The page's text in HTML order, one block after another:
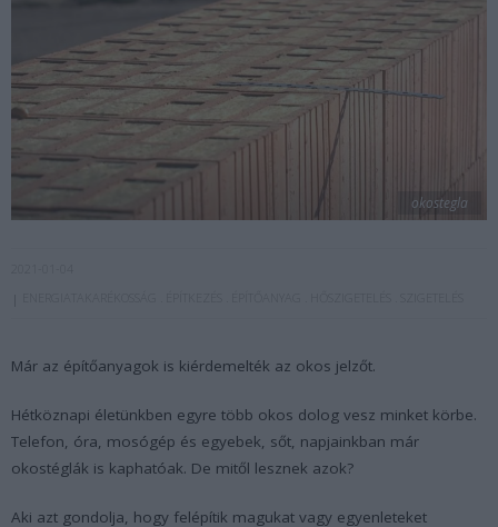
okostegla
Már az építőanyagok is kiérdemelték az okos jelzőt.
Hétköznapi életünkben egyre több okos dolog vesz minket körbe.
Telefon, óra, mosógép és egyebek, sőt, napjainkban már
okostéglák is kaphatóak. De mitől lesznek azok?
Aki azt gondolja, hogy felépítik magukat vagy egyenleteket